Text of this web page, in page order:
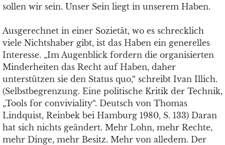
sollen wir sein. Unser Sein liegt in unserem Haben.
Ausgerechnet in einer Sozietät, wo es schrecklich
viele Nichtshaber gibt, ist das Haben ein generelles
Interesse. „Im Augenblick fordern die organisierten
Minderheiten das Recht auf Haben, daher
unterstützen sie den Status quo,“ schreibt Ivan Illich.
(Selbstbegrenzung. Eine politische Kritik der Technik,
„Tools for conviviality“. Deutsch von Thomas
Lindquist, Reinbek bei Hamburg 1980, S. 133) Daran
hat sich nichts geändert. Mehr Lohn, mehr Rechte,
mehr Dinge, mehr Besitz. Mehr von alledem. Der